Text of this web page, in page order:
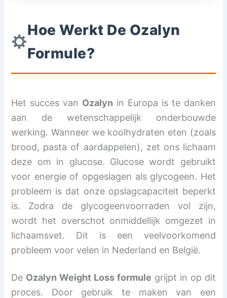
Hoe Werkt De Ozalyn
Formule?
Het succes van Ozalyn in Europa is te danken
aan de wetenschappelijk onderbouwde
werking. Wanneer we koolhydraten eten (zoals
brood, pasta of aardappelen), zet ons lichaam
deze om in glucose. Glucose wordt gebruikt
voor energie of opgeslagen als glycogeen. Het
probleem is dat onze opslagcapaciteit beperkt
is. Zodra de glycogeenvoorraden vol zijn,
wordt het overschot onmiddellijk omgezet in
lichaamsvet. Dit is een veelvoorkomend
probleem voor velen in Nederland en België.
De Ozalyn Weight Loss formule grijpt in op dit
proces. Door gebruik te maken van een